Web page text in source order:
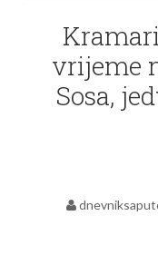
vrijeme
Sosa,